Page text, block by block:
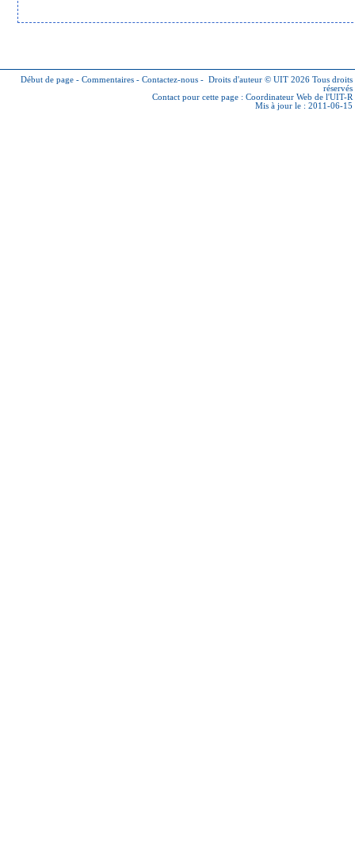
Début de page - Commentaires - Contactez-nous - Droits d'auteur © UIT 2026 Tous droits
réservés
Contact pour cette page : Coordinateur Web de l'UIT-R
Mis à jour le : 2011-06-15